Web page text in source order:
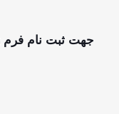
جهت ثبت نام فرم